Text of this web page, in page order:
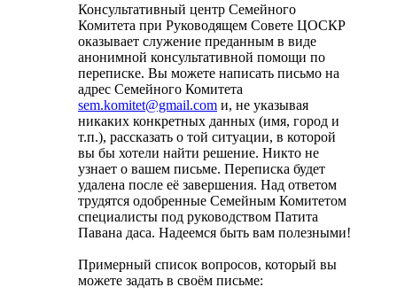
Консультативный центр Семейного
Комитета при Руководящем Совете ЦОСКР
оказывает служение преданным в виде
анонимной консультативной помощи по
переписке. Вы можете написать письмо на
адрес Семейного Комитета
sem.komitet@gmail.com и, не указывая
никаких конкретных данных (имя, город и
т.п.), рассказать о той ситуации, в которой
вы бы хотели найти решение. Никто не
узнает о вашем письме. Переписка будет
удалена после её завершения. Над ответом
трудятся одобренные Семейным Комитетом
специалисты под руководством Патита
Павана даса. Надеемся быть вам полезными!
Примерный список вопросов, который вы
можете задать в своём письме: